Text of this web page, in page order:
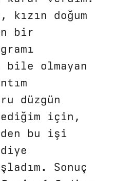
kızın doğum
bir
bile olmayan
düzgün
için,
bu işi
Sonuç